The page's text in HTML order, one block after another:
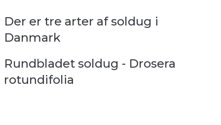
Der er tre arter af soldug i
Danmark
Rundbladet soldug - Drosera
rotundifolia